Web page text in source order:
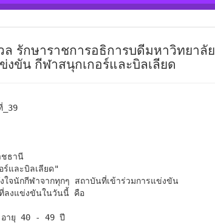
ล รักษาราชการอธิการบดีมหาวิทยาลัย
ขัน กีฬาสนุกเกอร์และบิลเลียด
ชธานี
ร์และบิลเลียด"
จนักกีฬาจากทุกๆ สถาบันที่เข้าร่วมการแข่งขัน
ลงแข่งขันในวันนี้ คือ